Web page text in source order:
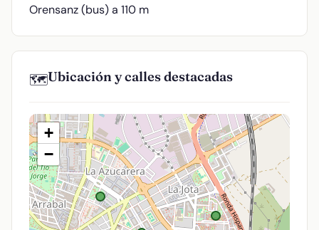
Orensanz (bus) a 110 m
🗺️Ubicación y calles destacadas
+
−